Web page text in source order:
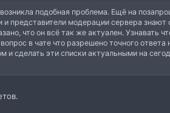
подобная проблема. Ещё на
представители модерации сервера знают
что он всё так же актуален. Узнавать
в чате что разрешено точного ответа
и сделать эти списки актуальными на